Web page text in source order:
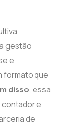
gestão
e
formato que
disso, essa
e
de